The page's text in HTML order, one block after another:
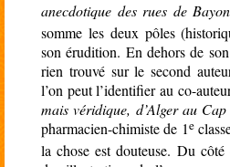
anecdotique des rues de
somme les deux pôles
son érudition. En dehors de
rien trouvé sur le second
l’on peut l’identifier au co-
mais véridique, d’Alger au Cap
pharmacien-chimiste de 1e
la chose est douteuse. Du côté